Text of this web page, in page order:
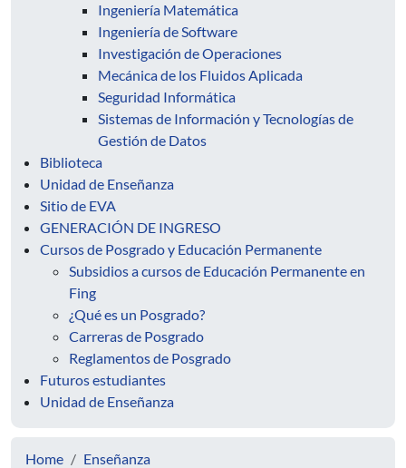
Ingeniería Matemática
Ingeniería de Software
Investigación de Operaciones
Mecánica de los Fluidos Aplicada
Seguridad Informática
Sistemas de Información y Tecnologías de
Gestión de Datos
Biblioteca
Unidad de Enseñanza
Sitio de EVA
GENERACIÓN DE INGRESO
Cursos de Posgrado y Educación Permanente
Subsidios a cursos de Educación Permanente en
Fing
¿Qué es un Posgrado?
Carreras de Posgrado
Reglamentos de Posgrado
Futuros estudiantes
Unidad de Enseñanza
Home
Enseñanza